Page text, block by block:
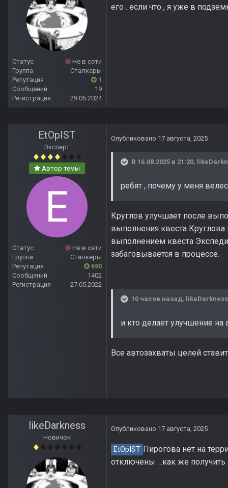
Статус
Не в сети
Группа
Сталкеры
Репутация
1
Сообщений
19
Регистрация
29.05.2024
его . если что , я уже в
EtOpIST
Эксперт
Автор темы
Статус
Не в сети
Группа
Сталкеры
Репутация
690
Сообщений
1402
Регистрация
27.05.2022
Опубликовано 17 августа, 2025
В 16.08.2025 в 21:20,
ребят , почему у меня
Круглов улучшает после
выполнения квеста
выполнением квеста
забаговывается в процессе.
10 часов назад,
и кто делает улучшение на
Все автозахваты целей
likeDarkness
Новичок
Опубликовано 17 августа, 2025
EtOpIST Пирогова нет на
отключены ..как же получить